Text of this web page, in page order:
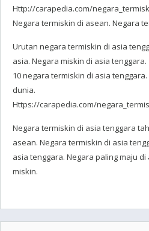
Http://carapedia.com/
Negara termiskin di asean. Negara
Urutan negara termiskin di asia
asia. Negara miskin di asia
10 negara termiskin di asia
dunia.
Https://carapedia.com/
Negara termiskin di asia tenggara
asean. Negara termiskin di asia
asia tenggara. Negara paling maju
miskin.